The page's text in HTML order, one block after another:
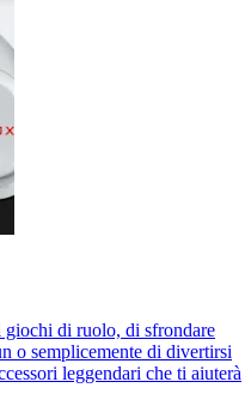
giochi di ruolo, di sfrondare
o semplicemente di divertirsi
leggendari che ti aiuterà